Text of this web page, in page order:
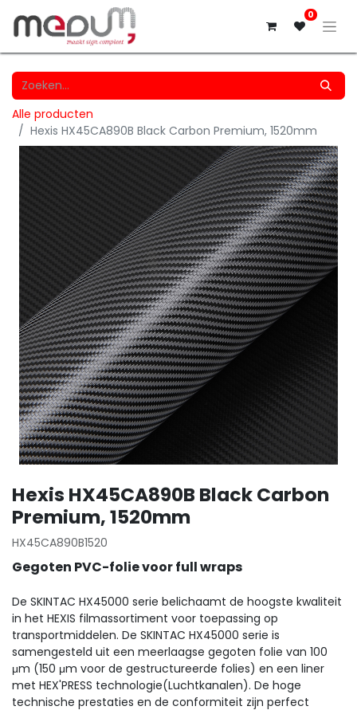
0
Alle producten
Hexis HX45CA890B Black Carbon Premium, 1520mm
Hexis HX45CA890B Black Carbon
Premium, 1520mm
HX45CA890B1520
Gegoten PVC-folie voor full wraps
De SKINTAC HX45000 serie belichaamt de hoogste kwaliteit
in het HEXIS filmassortiment voor toepassing op
transportmiddelen. De SKINTAC HX45000 serie is
samengesteld uit een meerlaagse gegoten folie van 100
μm (150 μm voor de gestructureerde folies) en een liner
met HEX'PRESS technologie(Luchtkanalen). De hoge
technische prestaties en de conformiteit zijn perfect